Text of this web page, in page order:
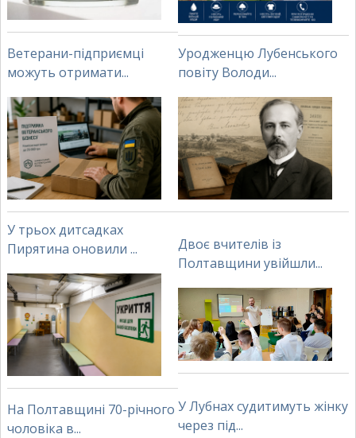
Ветерани-підприємці
можуть отримати...
Уродженцю Лубенського
повіту Володи...
У трьох дитсадках
Пирятина оновили ...
Двоє вчителів із
Полтавщини увійшли...
На Полтавщині 70-річного
чоловіка в...
У Лубнах судитимуть жінку
через під...